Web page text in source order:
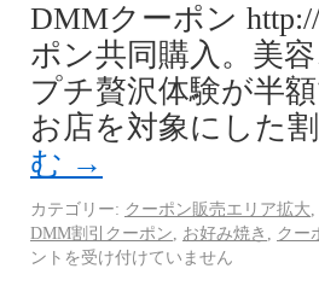
DMMクーポン
ポン共同購入。美
プチ贅沢体験が半
お店を対象にした
む →
カテゴリー: クーポン販売エリア拡大
DMM割引クーポン
お好み焼き クー
ントを受け付けていません